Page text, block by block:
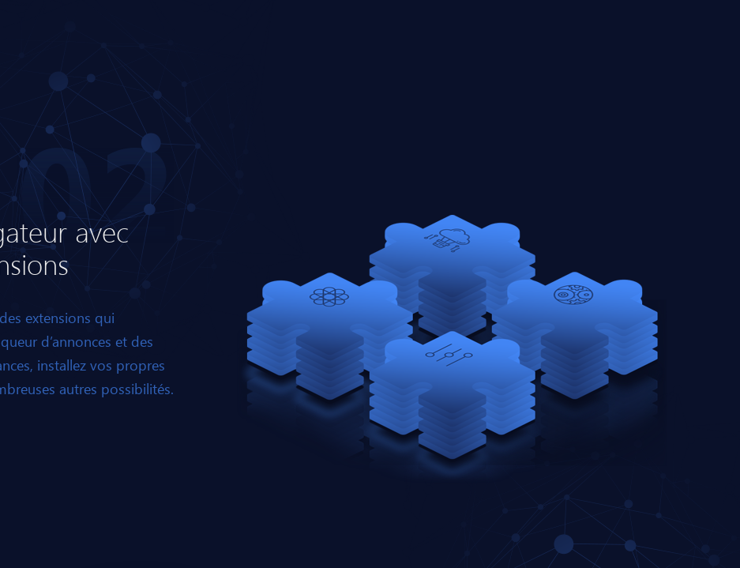
avec
extensions qui
d’annonces et des
installez vos propres
autres possibilités.
02